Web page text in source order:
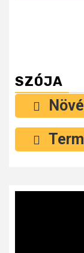
SZÓJA